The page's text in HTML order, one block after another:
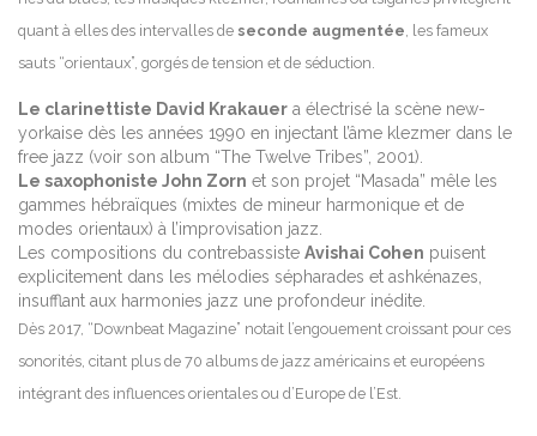
quant à elles des intervalles de seconde augmentée , les fameux
sauts “orientaux”, gorgés de tension et de séduction.
Le clarinettiste David Krakauer a électrisé la scène new-
yorkaise dès les années 1990 en injectant l’âme klezmer dans le
free jazz (voir son album “The Twelve Tribes”, 2001).
Le saxophoniste John Zorn et son projet “Masada” mêle les
gammes hébraïques (mixtes de mineur harmonique et de
modes orientaux) à l’improvisation jazz.
Les compositions du contrebassiste Avishai Cohen puisent
explicitement dans les mélodies sépharades et ashkénazes,
insufflant aux harmonies jazz une profondeur inédite.
Dès 2017, “Downbeat Magazine” notait l’engouement croissant pour ces
sonorités, citant plus de 70 albums de jazz américains et européens
intégrant des influences orientales ou d’Europe de l’Est.